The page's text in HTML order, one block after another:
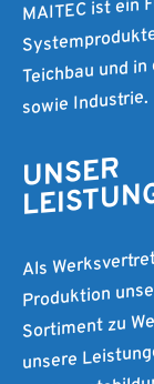
Teichbau und
sowie Industrie.
UNSER
Als
Produktion
Sortiment zu
unsere